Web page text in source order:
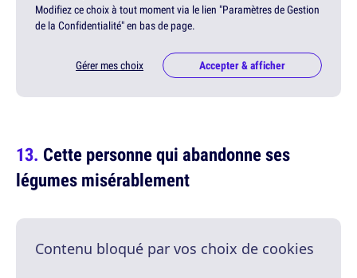
Modifiez ce choix à tout moment via le lien "Paramètres de Gestion
de la Confidentialité" en bas de page.
Gérer mes choix Accepter & afficher
Cette personne qui abandonne ses
légumes misérablement
Contenu bloqué par vos choix de cookies